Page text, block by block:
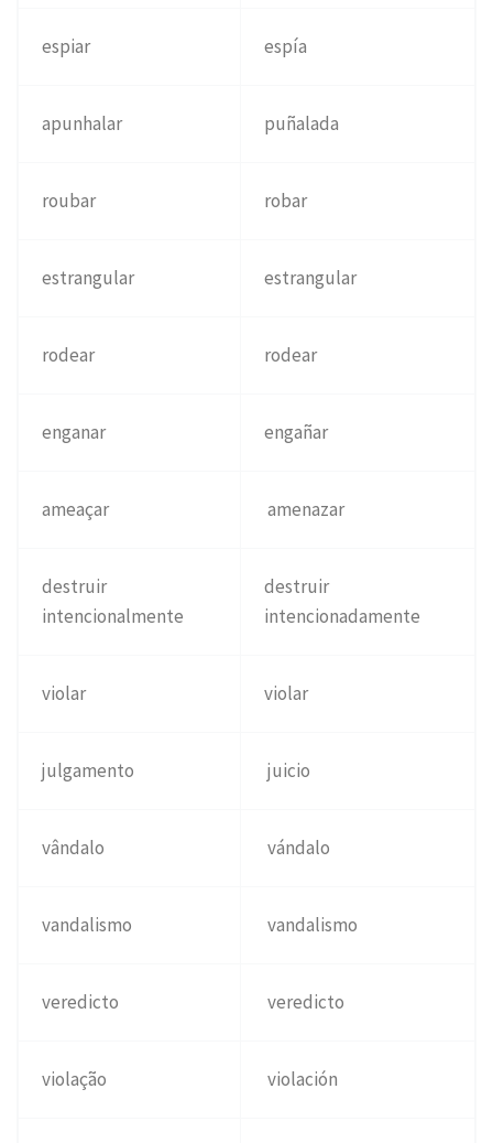
espiar espía
apunhalar puñalada
roubar robar
estrangular estrangular
rodear rodear
enganar engañar
ameaçar amenazar
destruir
intencionalmente
destruir
intencionadamente
violar violar
julgamento juicio
vândalo vándalo
vandalismo vandalismo
veredicto veredicto
violação violación